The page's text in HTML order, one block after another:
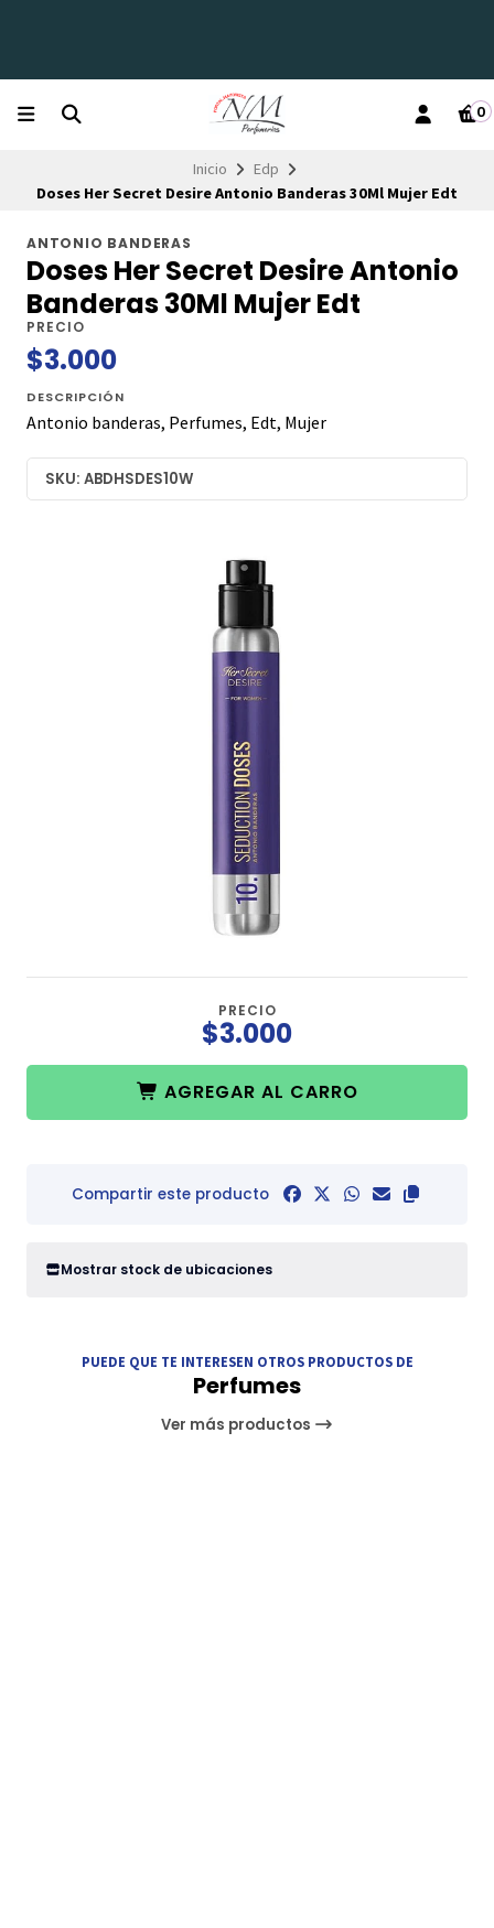
0
Inicio
Edp
Doses Her Secret Desire Antonio Banderas 30Ml Mujer Edt
ANTONIO BANDERAS
Doses Her Secret Desire Antonio
Banderas 30Ml Mujer Edt
PRECIO
$3.000
DESCRIPCIÓN
Antonio banderas, Perfumes, Edt, Mujer
SKU: ABDHSDES10W
PRECIO
$3.000
AGREGAR AL CARRO
Compartir este producto
Mostrar stock de ubicaciones
PUEDE QUE TE INTERESEN OTROS PRODUCTOS DE
Perfumes
Ver más productos